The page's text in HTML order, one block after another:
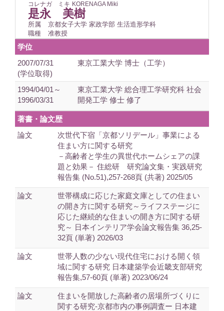
コレナガ ミキ KORENAGA Miki
是永 美樹
所属
京都女子大学 家政学部 生活造形学科
職種
准教授
学位
2007/07/31
(学位取得)
東京工業大学 博士（工学）
1994/04/01～
1996/03/31
東京工業大学 総合理工学研究科 社会
開発工学 修士 修了
著書・論文歴
論文
次世代下宿「京都ソリデール」事業による
住まい方に関する研究
－高齢者と学生の異世代ホームシェアの課
題と効果－ 住総研 研究論文集・実践研究
報告集 (No.51),257-268頁 (共著) 2025/05
論文
世帯構成に応じた家庭文庫としての住まい
の開き方に関する研究～ライフステージに
応じた継続的な住まいの開き方に関する研
究～ 日本インテリア学会論文報告集 36,25-
32頁 (単著) 2026/03
論文
世帯人数の少ない現代住宅における開く領
域に関する研究 日本建築学会近畿支部研究
報告集,57-60頁 (単著) 2023/06/24
論文
住まいを開放した高齢者の居場所づくりに
関する研究‐京都市内の事例調査ー 日本建